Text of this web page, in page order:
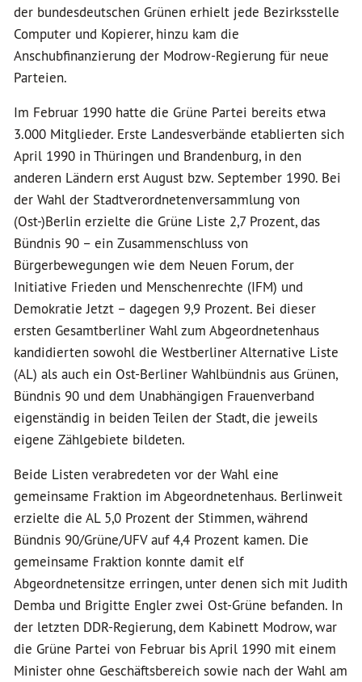
der bundesdeutschen Grünen erhielt jede Bezirksstelle
Computer und Kopierer, hinzu kam die
Anschubfinanzierung der Modrow-Regierung für neue
Parteien.
Im Februar 1990 hatte die Grüne Partei bereits etwa
3.000 Mitglieder. Erste Landesverbände etablierten sich
April 1990 in Thüringen und Brandenburg, in den
anderen Ländern erst August bzw. September 1990. Bei
der Wahl der Stadtverordnetenversammlung von
(Ost-)Berlin erzielte die Grüne Liste 2,7 Prozent, das
Bündnis 90 – ein Zusammenschluss von
Bürgerbewegungen wie dem Neuen Forum, der
Initiative Frieden und Menschenrechte (IFM) und
Demokratie Jetzt – dagegen 9,9 Prozent. Bei dieser
ersten Gesamtberliner Wahl zum Abgeordnetenhaus
kandidierten sowohl die Westberliner Alternative Liste
(AL) als auch ein Ost-Berliner Wahlbündnis aus Grünen,
Bündnis 90 und dem Unabhängigen Frauenverband
eigenständig in beiden Teilen der Stadt, die jeweils
eigene Zählgebiete bildeten.
Beide Listen verabredeten vor der Wahl eine
gemeinsame Fraktion im Abgeordnetenhaus. Berlinweit
erzielte die AL 5,0 Prozent der Stimmen, während
Bündnis 90/Grüne/UFV auf 4,4 Prozent kamen. Die
gemeinsame Fraktion konnte damit elf
Abgeordnetensitze erringen, unter denen sich mit Judith
Demba und Brigitte Engler zwei Ost-Grüne befanden. In
der letzten DDR-Regierung, dem Kabinett Modrow, war
die Grüne Partei von Februar bis April 1990 mit einem
Minister ohne Geschäftsbereich sowie nach der Wahl am